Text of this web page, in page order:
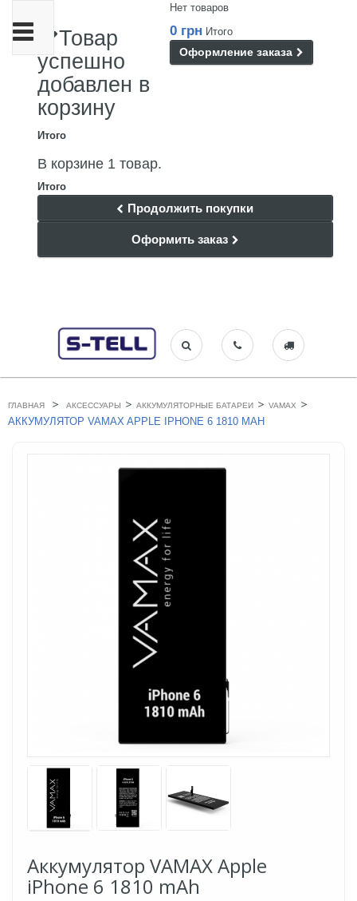
Нет товаров
0 грн Итого
Оформление заказа
Товар
успешно
добавлен в
корзину
Итого
В корзине 1 товар.
Итого
Продолжить покупки
Оформить заказ
Переключить
навигации
ГЛАВНАЯ > АКСЕССУАРЫ > АККУМУЛЯТОРНЫЕ БАТАРЕИ > VAMAX >
АККУМУЛЯТОР VAMAX APPLE IPHONE 6 1810 MAH
Аккумулятор VAMAX Apple
iPhone 6 1810 mAh